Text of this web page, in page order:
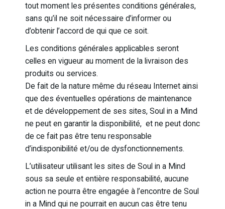
tout moment les présentes conditions générales,
sans qu’il ne soit nécessaire d’informer ou
d’obtenir l’accord de qui que ce soit.
Les conditions générales applicables seront
celles en vigueur au moment de la livraison des
produits ou services.
De fait de la nature même du réseau Internet ainsi
que des éventuelles opérations de maintenance
et de développement de ses sites, Soul in a Mind
ne peut en garantir la disponibilité, et ne peut donc
de ce fait pas être tenu responsable
d’indisponibilité et/ou de dysfonctionnements.
L’utilisateur utilisant les sites de Soul in a Mind
sous sa seule et entière responsabilité, aucune
action ne pourra être engagée à l’encontre de Soul
in a Mind qui ne pourrait en aucun cas être tenu